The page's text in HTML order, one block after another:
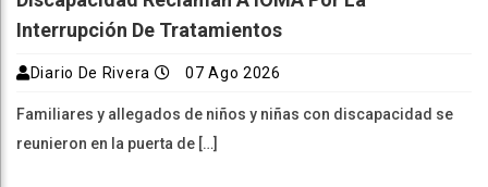
Interrupción De Tratamientos
Diario De Rivera 07 Ago 2026
Familiares y allegados de niños y niñas con discapacidad se
reunieron en la puerta de […]